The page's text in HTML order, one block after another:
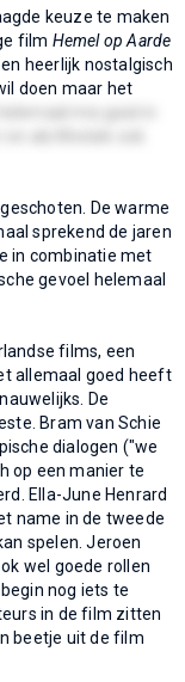
keuze te maken
film Hemel op Aarde
heerlijk nostalgisch
doen maar het
De warme
sprekend de jaren
in combinatie met
gevoel helemaal
films, een
allemaal goed heeft
De
Bram van Schie
dialogen ("we
op een manier te
Ella-June Henrard
name in de tweede
spelen. Jeroen
wel goede rollen
nog iets te
in de film zitten
beetje uit de film